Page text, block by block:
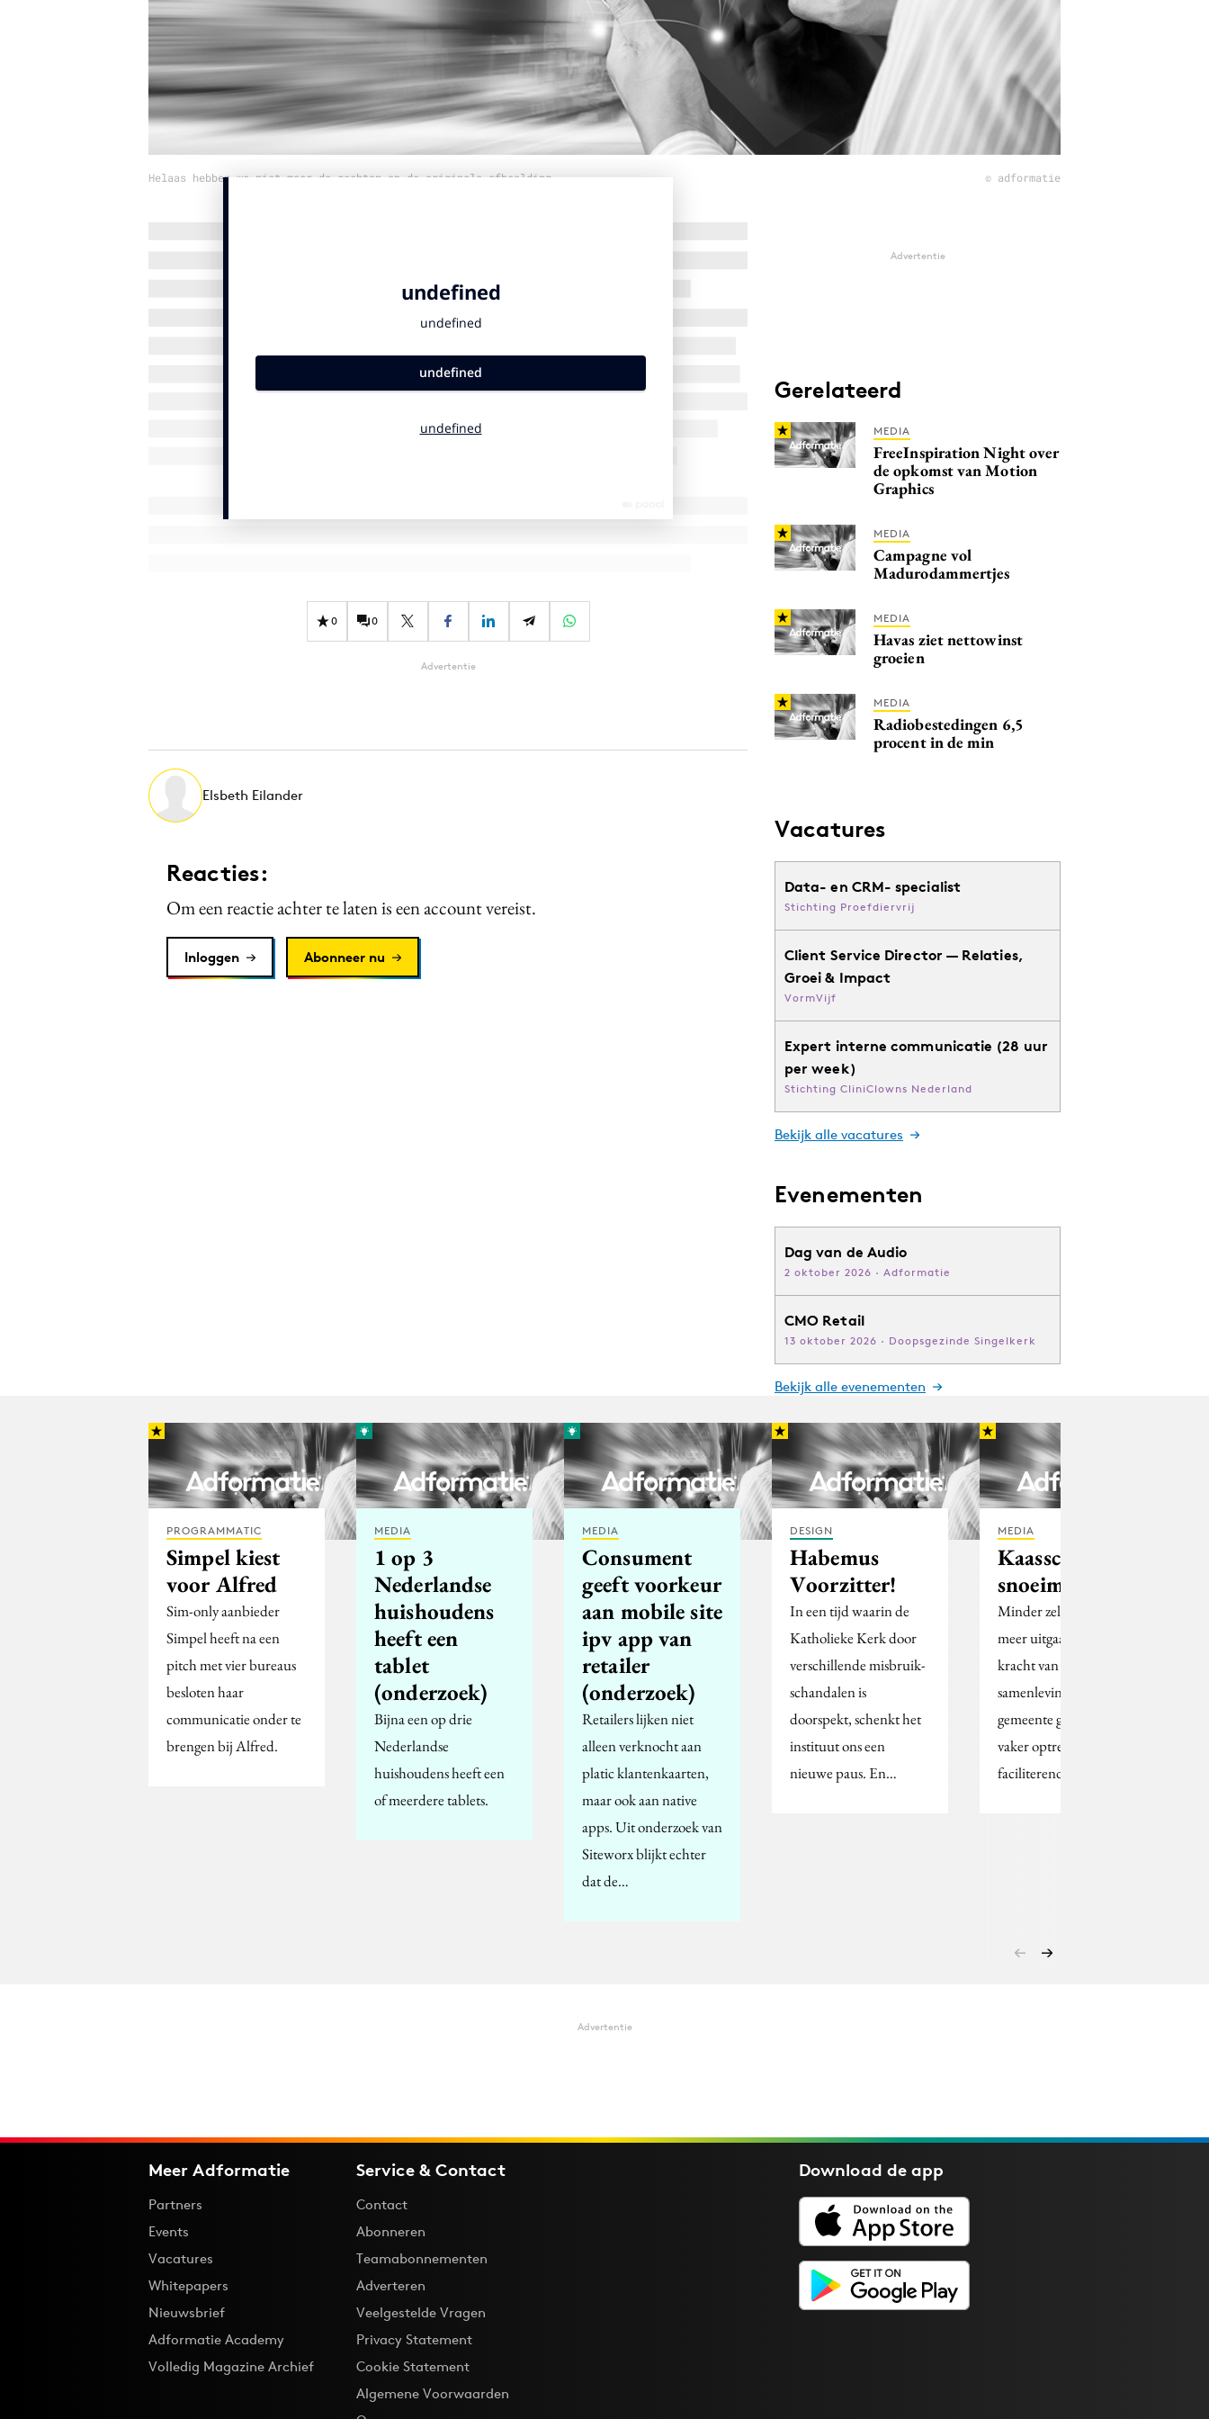
Helaas hebben we niet meer de rechten op de originele afbeelding © adformatie
0 0
Advertentie
Elsbeth Eilander
Reacties:
Om een reactie achter te laten is een account vereist.
Inloggen Abonneer nu
Advertentie
Gerelateerd
MEDIA
FreeInspiration Night over
de opkomst van Motion
Graphics
MEDIA
Campagne vol
Madurodammertjes
MEDIA
Havas ziet nettowinst
groeien
MEDIA
Radiobestedingen 6,5
procent in de min
Vacatures
Data- en CRM- specialist
Stichting Proefdiervrij
Client Service Director — Relaties,
Groei & Impact
VormVijf
Expert interne communicatie (28 uur
per week)
Stichting CliniClowns Nederland
Bekijk alle vacatures
Evenementen
Dag van de Audio
2 oktober 2026 · Adformatie
CMO Retail
13 oktober 2026 · Doopsgezinde Singelkerk
Bekijk alle evenementen
PROGRAMMATIC
Simpel kiest
voor Alfred
Sim-only aanbieder
Simpel heeft na een
pitch met vier bureaus
besloten haar
communicatie onder te
brengen bij Alfred.
MEDIA
1 op 3
Nederlandse
huishoudens
heeft een
tablet
(onderzoek)
Bijna een op drie
Nederlandse
huishoudens heeft een
of meerdere tablets.
MEDIA
Consument
geeft voorkeur
aan mobile site
ipv app van
retailer
(onderzoek)
Retailers lijken niet
alleen verknocht aan
platic klantenkaarten,
maar ook aan native
apps. Uit onderzoek van
Siteworx blijkt echter
dat de…
DESIGN
Habemus
Voorzitter!
In een tijd waarin de
Katholieke Kerk door
verschillende misbruik-
schandalen is
doorspekt, schenkt het
instituut ons een
nieuwe paus. En…
MEDIA
Kaasschaaf of
snoeimes?
Minder zelf initiëren,
meer uitgaan van de
kracht van de
samenleving: de
gemeente gaat steeds
vaker optreden als een
faciliterende partij.…
Advertentie
Meer Adformatie
Partners
Events
Vacatures
Whitepapers
Nieuwsbrief
Adformatie Academy
Volledig Magazine Archief
Service & Contact
Contact
Abonneren
Teamabonnementen
Adverteren
Veelgestelde Vragen
Privacy Statement
Cookie Statement
Algemene Voorwaarden
Download deapp